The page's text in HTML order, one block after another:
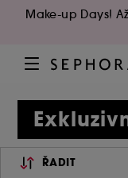
Make-up Days! Až
ŘADIT